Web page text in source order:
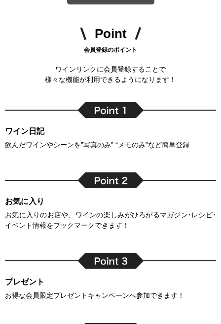
Point
会員登録のポイント
ワインリンクに会員登録することで
様々な機能が利用できるようになります！
ワイン日記
飲んだワインやシーンを”写真のみ” “メモのみ”など簡単登録
お気に入り
お気に入りのお店や、ワインの楽しみがひろがるマガジン･レシピ･
イベント情報をブックマークできます！
プレゼント
お得な会員限定プレゼントキャンペーンへ参加できます！